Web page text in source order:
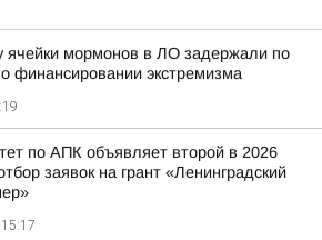
ячейки мормонов в ЛО задержали по
финансировании экстремизма
по АПК объявляет второй в 2026
заявок на грант «Ленинградский
15:17